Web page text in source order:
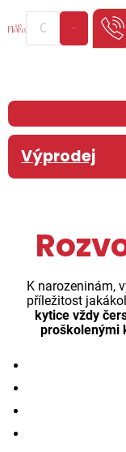
Výprodej
K narozeninám,
příležitost
kytice vždy
proškolenými